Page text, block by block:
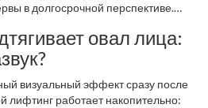
в долгосрочной перспективе.
овал лица:
визуальный эффект сразу после
лифтинг работает накопительно: